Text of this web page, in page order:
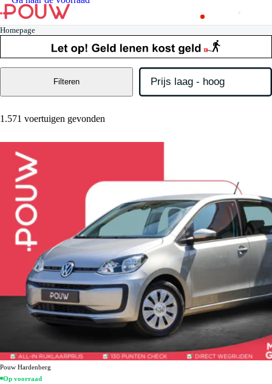
Homepage
1.571 voertuigen gevonden
Filteren
Pouw Hardenberg
Op voorraad